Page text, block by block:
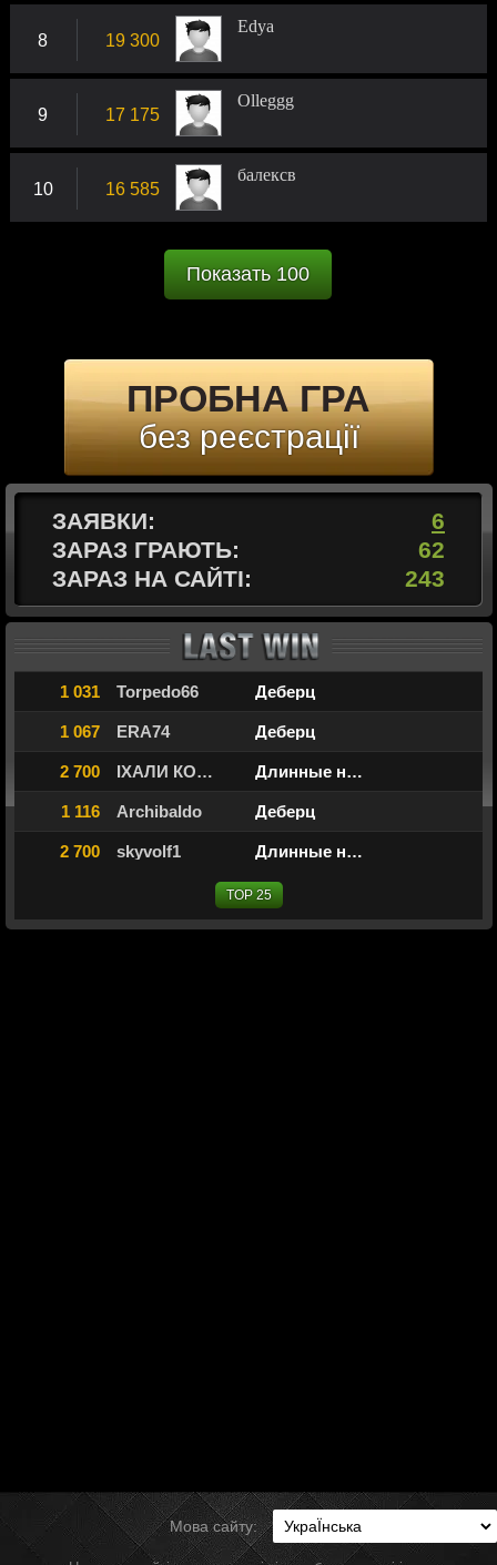
8 19 300
Edya
9 17 175
Olleggg
10 16 585
балексв
Показать 100
ПРОБНА ГРА
без реєстрації
ЗАЯВКИ:
6
ЗАРАЗ ГРАЮТЬ:
62
ЗАРАЗ НА САЙТІ:
243
1 031 Torpedo66 Деберц
1 067 ERA74 Деберц
2 700 IХАЛИ КОЗАКИ Длинные нарды
1 116 Archibaldo Деберц
2 700 skyvolf1 Длинные нарды
TOP 25
Мова сайту: